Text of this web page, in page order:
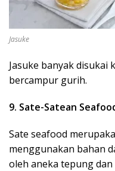
Jasuke
Jasuke banyak disukai
bercampur gurih.
9. Sate-Satean
Sate seafood
menggunakan bahan
oleh aneka tepung